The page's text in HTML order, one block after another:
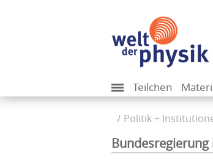
Teilchen
Politik +